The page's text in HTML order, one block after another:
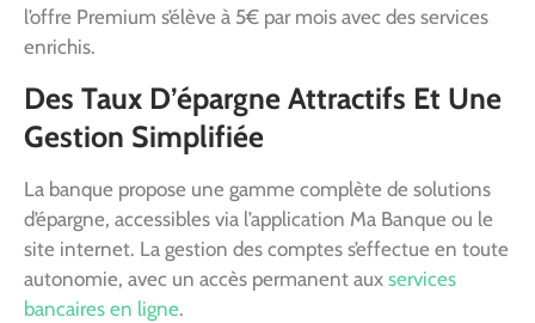
l’offre Premium s’élève à 5€ par mois avec des services
enrichis.
Des Taux D’épargne Attractifs Et Une
Gestion Simplifiée
La banque propose une gamme complète de solutions
d’épargne, accessibles via l’application Ma Banque ou le
site internet. La gestion des comptes s’effectue en toute
autonomie, avec un accès permanent aux services
bancaires en ligne.